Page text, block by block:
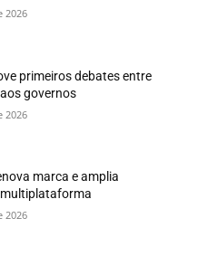
2026
primeiros debates entre
governos
2026
marca e amplia
2026